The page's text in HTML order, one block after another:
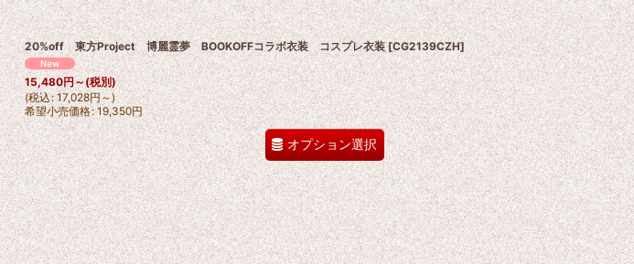
20%off 東方Project 博麗霊夢 BOOKOFFコラボ衣装 コスプレ衣装 [CG2139CZH]
15,480円～(税別)
(税込: 17,028円～)
希望小売価格: 19,350円
オプション選択